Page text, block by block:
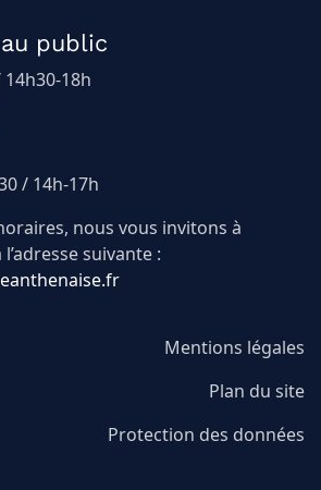
public
18h
/ 14h-17h
nous vous invitons à
suivante :
Mentions légales
Plan du site
Protection des données